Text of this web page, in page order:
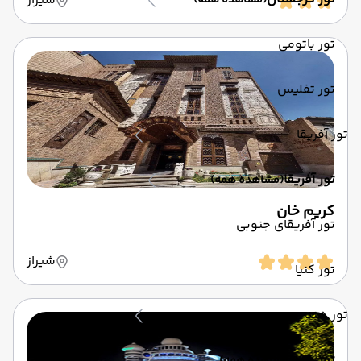
تور باتومی
تور تفلیس
تور آفریقا
تور آفریقا(مشاهده همه)
تور آفریقای جنوبی
تور کنیا
تور هند
کریم خان
شیراز